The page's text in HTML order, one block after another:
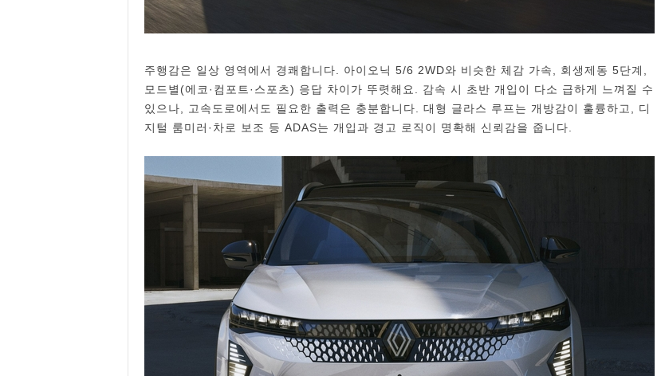
주행감은 일상 영역에서 경쾌합니다. 아이오닉 5/6 2WD와 비슷한 체감 가속, 회생제동 5단계,
모드별(에코·컴포트·스포츠) 응답 차이가 뚜렷해요. 감속 시 초반 개입이 다소 급하게 느껴질 수
있으나, 고속도로에서도 필요한 출력은 충분합니다. 대형 글라스 루프는 개방감이 훌륭하고, 디
지털 룸미러·차로 보조 등 ADAS는 개입과 경고 로직이 명확해 신뢰감을 줍니다.